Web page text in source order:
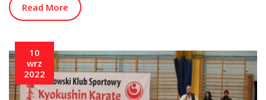
Read More
10
wrz
2022